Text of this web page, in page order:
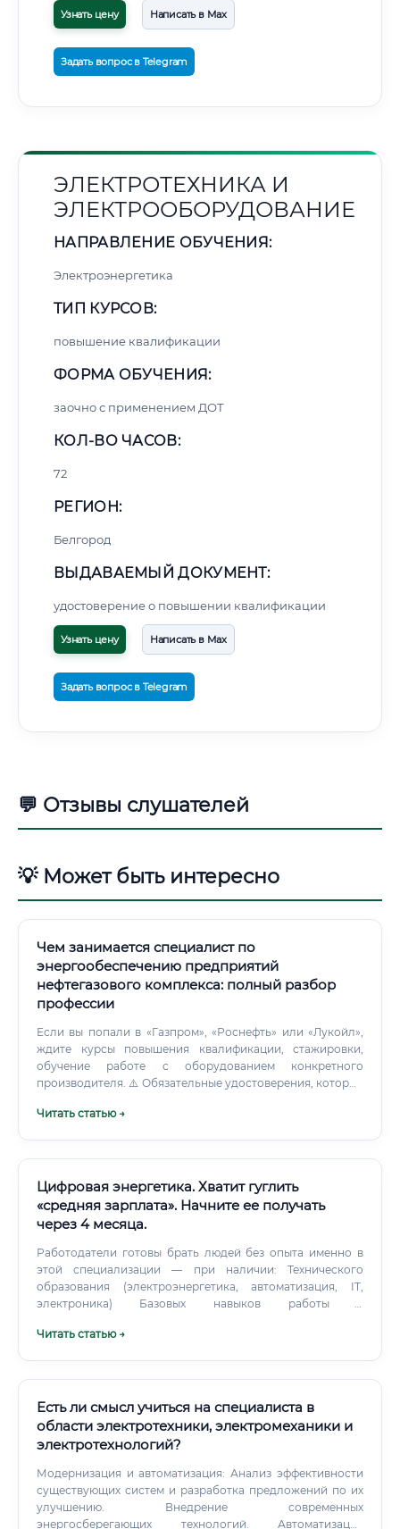
Узнать цену Написать в Max
Задать вопрос в Telegram
ЭЛЕКТРОТЕХНИКА И
ЭЛЕКТРООБОРУДОВАНИЕ
НАПРАВЛЕНИЕ ОБУЧЕНИЯ:
Электроэнергетика
ТИП КУРСОВ:
повышение квалификации
ФОРМА ОБУЧЕНИЯ:
заочно с применением ДОТ
КОЛ-ВО ЧАСОВ:
72
РЕГИОН:
Белгород
ВЫДАВАЕМЫЙ ДОКУМЕНТ:
удостоверение о повышении квалификации
Узнать цену Написать в Max
Задать вопрос в Telegram
💬 Отзывы слушателей
💡 Может быть интересно
Чем занимается специалист по
энергообеспечению предприятий
нефтегазового комплекса: полный разбор
профессии
Если вы попали в «Газпром», «Роснефть» или «Лукойл»,
ждите курсы повышения квалификации, стажировки,
обучение работе с оборудованием конкретного
производителя. ⚠️ Обязательные удостоверения, которые
электробезопасности (минимум IV группа до 1000 В, V
работаете на ОПО) Эти удостоверения получают через
специализированные учебные центры, аккредитованные
Ростехнадзором. Проверка знаний проводится
периодически — каждые 1–3 года.
Читать статью →
Цифровая энергетика. Хватит гуглить
«средняя зарплата». Начните ее получать
через 4 месяца.
Работодатели готовы брать людей без опыта именно в
этой специализации — при наличии: Технического
образования (электроэнергетика, автоматизация, IT,
электроника) Базовых навыков работы с
Подтверждённых сертификатов о прохождении
значительно сложнее и медленнее. В этом случае
рекомендуется начать с позиции оператора SCADA или
диспетчера и параллельно наращивать компетенции.
Есть ли карьерный рост 📈 Карьерная лестница в
цифровой энергетике: Стажёр / Оператор SCADA ↓ Техник
АСУ ТП / Junior-инженер ↓ Инженер по цифровым
системам (Middle) ↓ Ведущий инженер / Системный
архитектор ↓ Руководитель проекта / Технический
Читать статью →
Есть ли смысл учиться на специалиста в
области электротехники, электромеханики и
электротехнологий?
Модернизация и автоматизация: Анализ эффективности
существующих систем и разработка предложений по их
улучшению. Внедрение современных
энергосберегающих технологий. Автоматизация